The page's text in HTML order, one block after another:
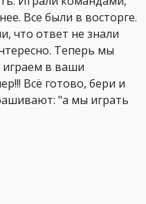
Все были в восторге.
что ответ не знали
Теперь мы
в ваши
Всё готово, бери и
"а мы играть